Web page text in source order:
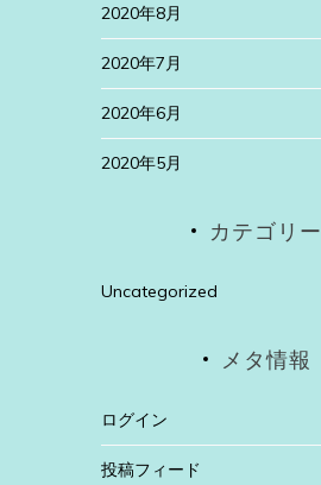
2020年8月
2020年7月
2020年6月
2020年5月
カテゴリー
Uncategorized
メタ情報
ログイン
投稿フィード